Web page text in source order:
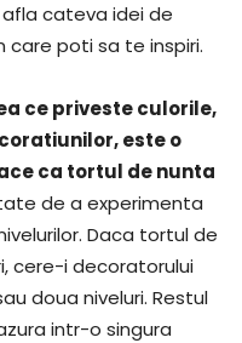
cateva idei de
care poti sa te inspiri.
ce priveste culorile,
este o
ca tortul de nunta
de a experimenta
Daca tortul de
cere-i decoratorului
doua niveluri. Restul
intr-o singura